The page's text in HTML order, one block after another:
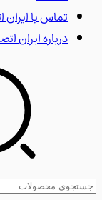
تماس با ایران اتصال
درباره ایران اتصال